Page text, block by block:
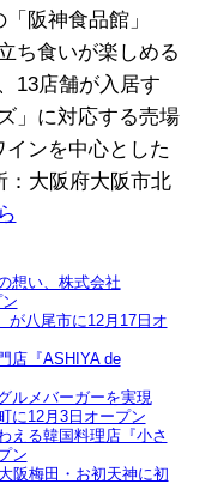
阪神食品館」
ち食いが楽しめる
13店舗が入居す
」に対応する売場
ンを中心とした
：大阪府大阪市北
想い、株式会社
が八尾市に12月17日オ
店『ASHIYA de
ルメバーガーを実現
に12月3日オープン
える韓国料理店『小さ
ン
阪梅田・お初天神に初